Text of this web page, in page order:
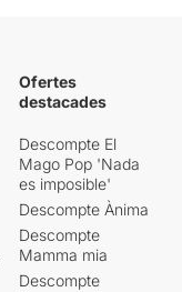
Ofertes
destacades
Descompte El
Mago Pop 'Nada
es imposible'
Descompte Ànima
Descompte
Mamma mia
Descompte